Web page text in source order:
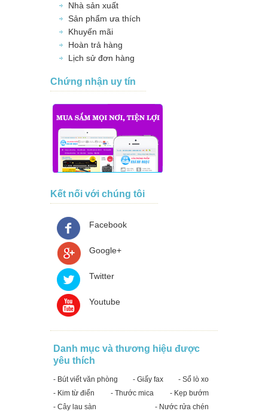
Nhà sản xuất
Sản phẩm ưa thích
Khuyến mãi
Hoàn trả hàng
Lịch sử đơn hàng
Chứng nhận uy tín
Kết nối với chúng tôi
Facebook
Google+
Twitter
Youtube
Danh mục và thương hiệu được
yêu thích
- Bút viết văn phòng - Giấy fax
- Sổ lò xo
- Kim từ điển
- Thước mica
- Kẹp bướm
- Cây lau sàn
- Nước rửa chén